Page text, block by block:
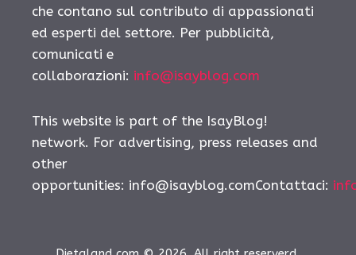
che contano sul contributo di appassionati
ed esperti del settore. Per pubblicità,
comunicati e
collaborazioni: info@isayblog.com
This website is part of the IsayBlog!
network. For advertising, press releases and
other
opportunities: info@isayblog.comContattaci: